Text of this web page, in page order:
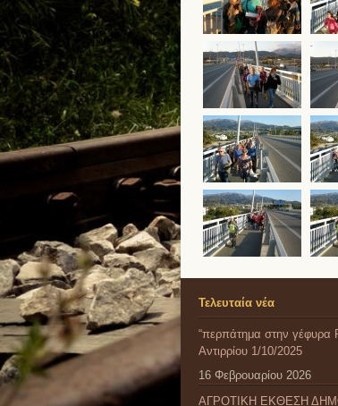
Τελευταία νέα
“περπάτημα στην γέφυρα
Αντιρρίου 1/10/2025
16 Φεβρουαρίου 2026
ΑΓΡΟΤΙΚΗ ΕΚΘΕΣΗ